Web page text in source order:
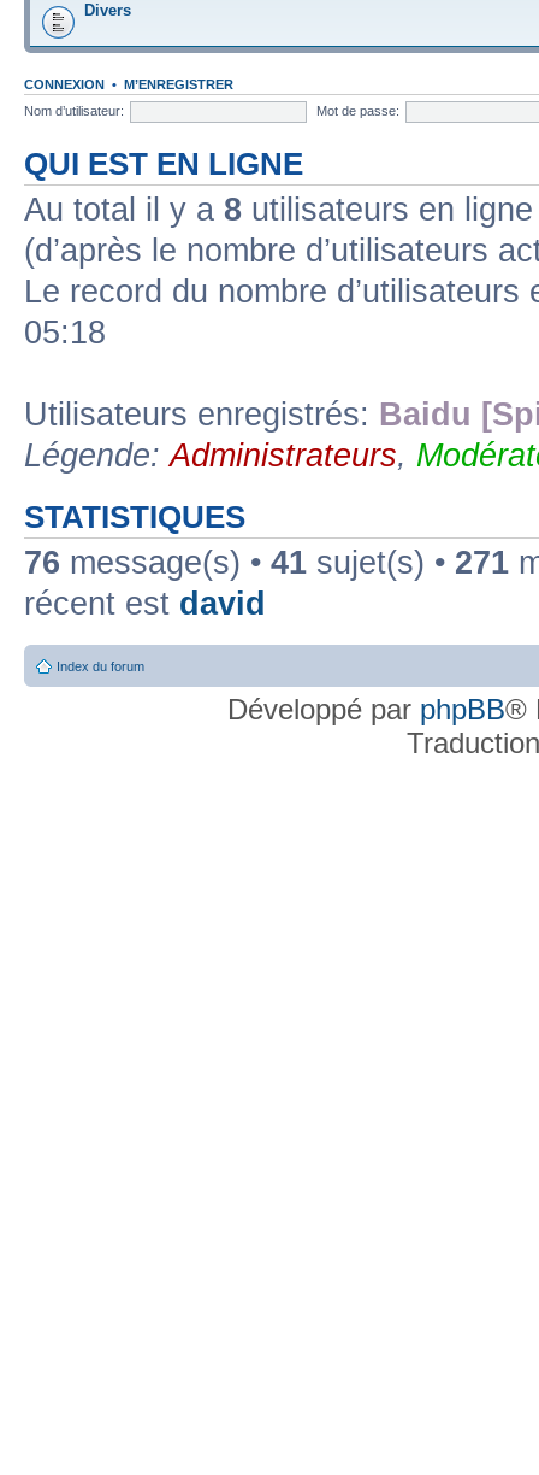
Divers
CONNEXION • M’ENREGISTRER
Nom d’utilisateur:
Mot de passe:
QUI EST EN LIGNE
Au total il y a 8 utilisateurs en
(d’après le nombre d’utilisateurs
Le record du nombre
05:18
Utilisateurs enregistrés: Baidu
Légende:Administrateurs,
STATISTIQUES
76 message(s) • 41 sujet(s) • 271
récent est david
Index du forum
Développé par phpBB®